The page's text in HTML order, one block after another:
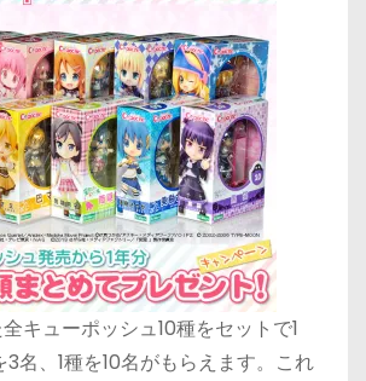
キューポッシュ10種をセットで1
名、1種を10名がもらえます。これ